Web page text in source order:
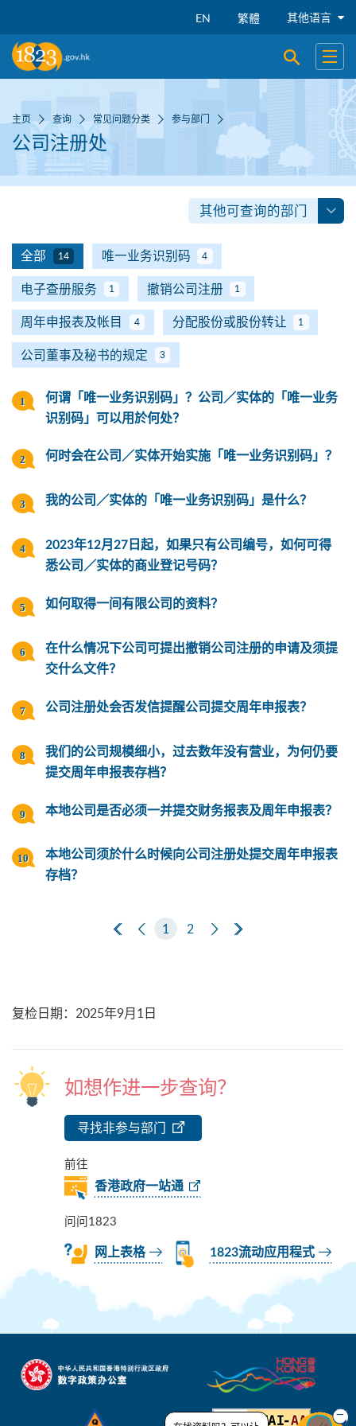
EN 繁體 其他语言
开启搜寻
开启
主页 查询 常见问题分类 参与部门
公司注册处
其他可查询的部门
全部 14 唯一业务识别码 4
电子查册服务 1 撤销公司注册 1
周年申报表及帐目 4 分配股份或股份转让 1
公司董事及秘书的规定 3
何谓「唯一业务识别码」？公司／实体的「唯一业务
识别码」可以用於何处？
何时会在公司／实体开始实施「唯一业务识别码」？
我的公司／实体的「唯一业务识别码」是什么？
2023年12月27日起，如果只有公司编号，如何可得
悉公司／实体的商业登记号码？
如何取得一间有限公司的资料？
在什么情况下公司可提出撤销公司注册的申请及须提
交什么文件？
公司注册处会否发信提醒公司提交周年申报表？
我们的公司规模细小，过去数年没有营业，为何仍要
提交周年申报表存档？
本地公司是否必须一并提交财务报表及周年申报表？
本地公司须於什么时候向公司注册处提交周年申报表
存档？
第一页上一页
1 2 下一页最后一页
复检日期： 2025年9月1日
如想作进一步查询？
寻找非参与部门
前往
香港政府一站通
问问1823
网上表格 1823流动应用程式